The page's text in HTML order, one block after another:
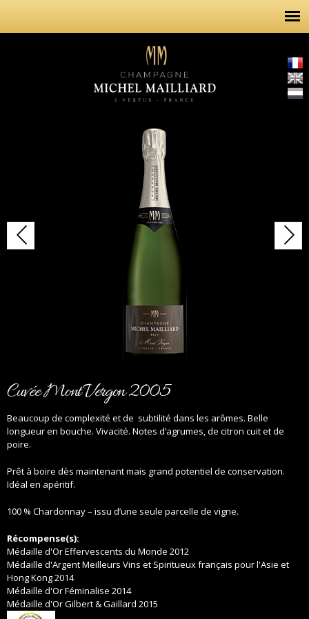
principal
Cuvée Mont Vergon 2005
Beaucoup de complexité et de subtilité dans les arômes. Belle
longueur en bouche. Vivacité. Notes d’agrumes, de citron cuit et de
poire.
Prêt à boire dès maintenant mais grand potentiel de conservation.
Idéal en apéritif.
100 % Chardonnay – issu d’une seule parcelle de vigne.
Récompense(s):
Médaille d'Or Effervescents du Monde 2012
Médaille d'Argent Meilleurs Vins et Spiritueux français pour l'Asie et
Hong Kong 2014
Médaille d'Or Féminalise 2014
Médaille d'Or Gilbert & Gaillard 2015